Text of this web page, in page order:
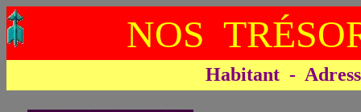
NOS
Habitant -